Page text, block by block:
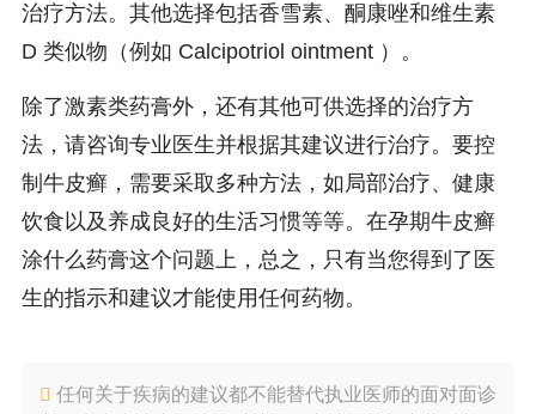
治疗方法。其他选择包括香雪素、酮康唑和维生素
D 类似物（例如 Calcipotriol ointment ）。
除了激素类药膏外，还有其他可供选择的治疗方
法，请咨询专业医生并根据其建议进行治疗。要控
制牛皮癣，需要采取多种方法，如局部治疗、健康
饮食以及养成良好的生活习惯等等。在孕期牛皮癣
涂什么药膏这个问题上，总之，只有当您得到了医
生的指示和建议才能使用任何药物。
任何关于疾病的建议都不能替代执业医师的面对面诊